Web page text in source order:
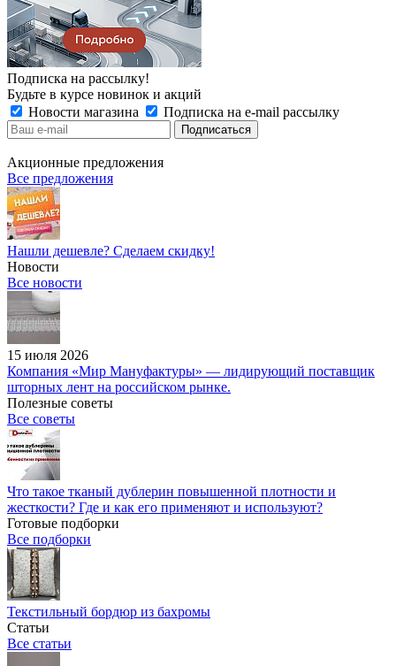
Подписка на рассылку!
Будьте в курсе новинок и акций
Новости магазина
Подписка на e-mail рассылку
Акционные предложения
Все предложения
Нашли дешевле? Сделаем скидку!
Новости
Все новости
15 июля 2026
Компания «Мир Мануфактуры» — лидирующий поставщик
шторных лент на российском рынке.
Полезные советы
Все советы
Что такое тканый дублерин повышенной плотности и
жесткости? Где и как его применяют и используют?
Готовые подборки
Все подборки
Текстильный бордюр из бахромы
Статьи
Все статьи